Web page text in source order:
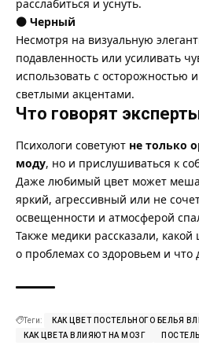
расслабиться и уснуть.
⚫ Черный
Несмотря на визуальную
подавленность или усиливать
использовать с осторожностью
светлыми акцентами.
Что говорят
Психологи советуют не только
моду, но и прислушиваться к
Даже любимый цвет может
яркий, агрессивный или не
освещенности и атмосферой
Также медики рассказали, какой
о проблемах со здоровьем и
Теги:
КАК ЦВЕТ ПОСТЕЛЬНОГО БЕЛЬЯ
КАК ЦВЕТА ВЛИЯЮТ НА МОЗГ